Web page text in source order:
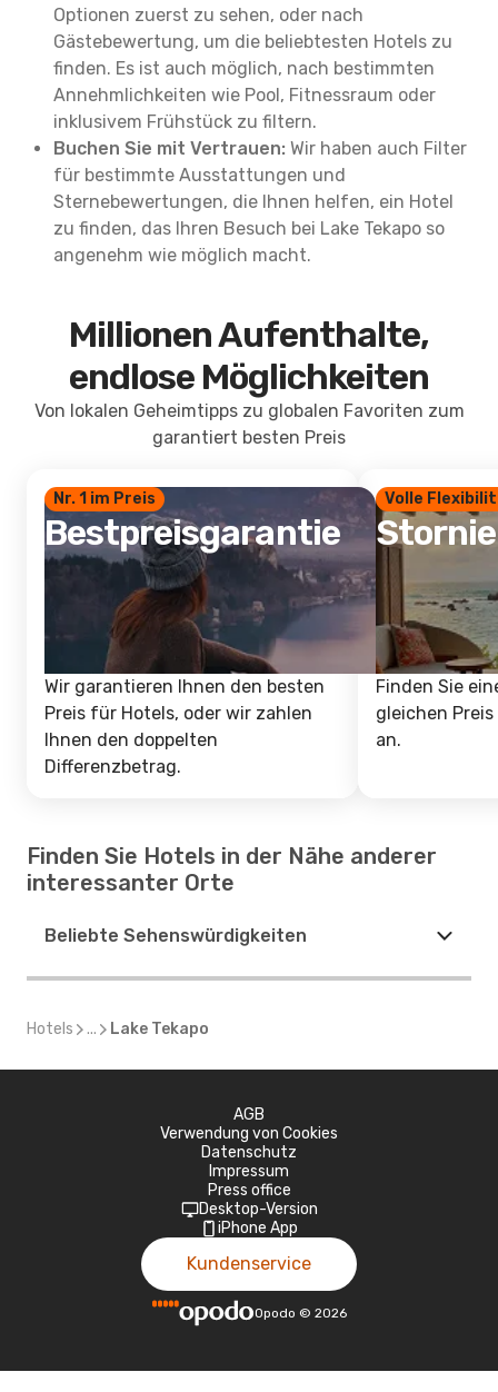
Optionen zuerst zu sehen, oder nach
Gästebewertung, um die beliebtesten Hotels zu
finden. Es ist auch möglich, nach bestimmten
Annehmlichkeiten wie Pool, Fitnessraum oder
inklusivem Frühstück zu filtern.
Buchen Sie mit Vertrauen: Wir haben auch Filter
für bestimmte Ausstattungen und
Sternebewertungen, die Ihnen helfen, ein Hotel
zu finden, das Ihren Besuch bei Lake Tekapo so
angenehm wie möglich macht.
Millionen Aufenthalte,
endlose Möglichkeiten
Von lokalen Geheimtipps zu globalen Favoriten zum
garantiert besten Preis
Nr. 1 im Preis
Bestpreisgarantie
Wir garantieren Ihnen den besten
Preis für Hotels, oder wir zahlen
Ihnen den doppelten
Differenzbetrag.
Volle
Finden Sie
gleichen
an.
Finden Sie Hotels in der Nähe anderer
interessanter Orte
Beliebte Sehenswürdigkeiten
Hotels ... Lake Tekapo
AGB
Verwendung von Cookies
Datenschutz
Impressum
Press office
Desktop-Version
iPhone App
Kundenservice
Opodo © 2026